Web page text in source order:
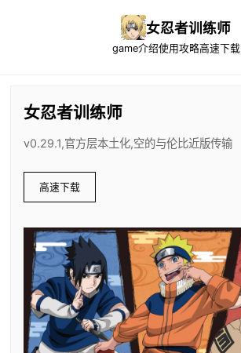
女忍者训练师
game介绍使用攻略高速下载
女忍者训练师
v0.29.1,官方层本土化,空的与伦比近版传输
高速下载